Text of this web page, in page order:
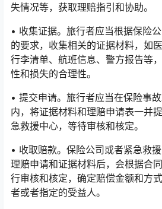
失情况等，获取理赔指引和协助。
• 收集证据。旅行者应当根据保险
的要求，收集相关的证据材料，如
行李清单、航班信息、警方报告等
性和损失的合理性。
• 提交申请。旅行者应当在保险事
内，将证据材料和理赔申请表一并
急救援中心，等待审核和核定。
• 收取赔款。保险公司或者紧急救
理赔申请和证据材料后，会根据合
行审核和核定，确定赔偿金额和方
者或者指定的受益人。